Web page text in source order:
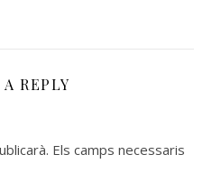
REPLY
Els camps necessaris